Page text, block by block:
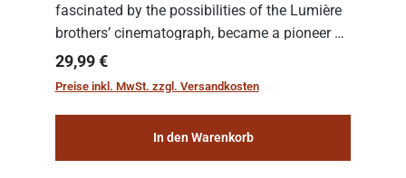
fascinated by the possibilities of the Lumière
brothers’ cinematograph, became a pioneer of
cinema. In 1902, he filmed his most famous
work: “Le Voyage dans la Lune” (“A Trip to...
Regulärer Preis:
29,99 €
Preise inkl. MwSt. zzgl. Versandkosten
In den Warenkorb